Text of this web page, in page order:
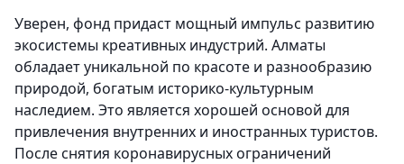
Уверен, фонд придаст мощный импульс развитию
экосистемы креативных индустрий. Алматы
обладает уникальной по красоте и разнообразию
природой, богатым историко-культурным
наследием. Это является хорошей основой для
привлечения внутренних и иностранных туристов.
После снятия коронавирусных ограничений